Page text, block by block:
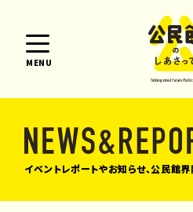
MENU
イベントレポートやお知らせ、公民館